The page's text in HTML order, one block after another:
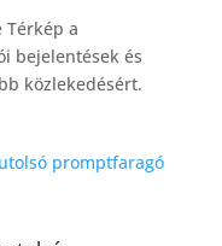
Térkép a
bejelentések és
közlekedésért.